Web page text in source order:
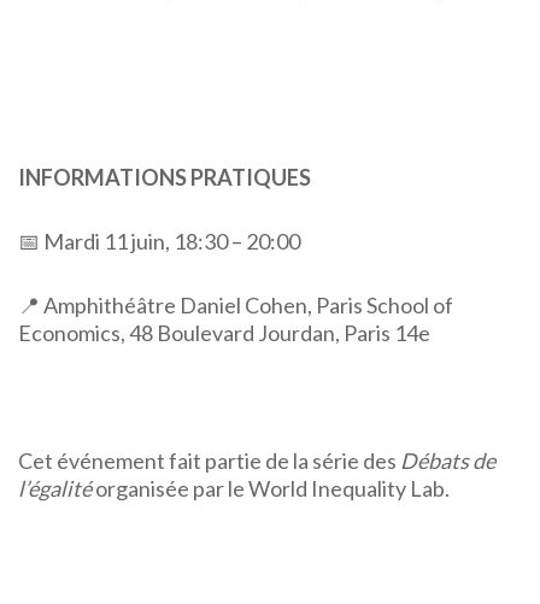
INFORMATIONS PRATIQUES
📅 Mardi 11 juin, 18:30 – 20:00
📍 Amphithéâtre Daniel Cohen, Paris School of
Economics, 48 Boulevard Jourdan, Paris 14e
Cet événement fait partie de la série des Débats de
l’égalitéorganisée par le World Inequality Lab.